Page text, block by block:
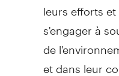
leurs efforts
s'engager à
de
et dans leur